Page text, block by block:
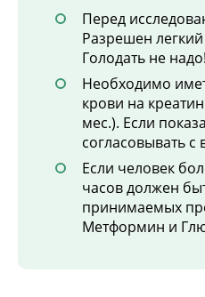
Перед
Разрешен
Голодать не
Необходимо
крови на
мес.). Если
согласовывать с
Если человек
часов должен
принимаемых
Метформин и